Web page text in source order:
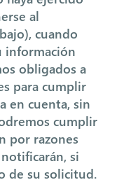
al
cuando
información
obligados a
para cumplir
en cuenta, sin
cumplir
por razones
si
de su solicitud.